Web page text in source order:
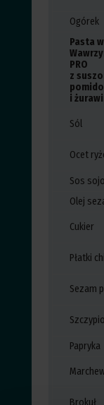
Ogórek
Pasta
PRO
z
i
Sól
Ocet
Sos
Olej
Cukier
Płatki
Sezam
Papryka
Brokuł